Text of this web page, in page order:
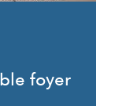
foyer